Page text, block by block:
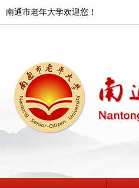
南通市老年大学欢迎您！